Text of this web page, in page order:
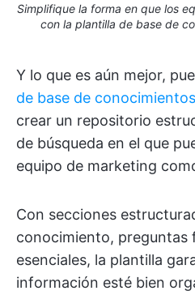
Simplifique la forma en que los
con la plantilla de base de
Y lo que es aún mejor,
de base de
crear un repositorio
de búsqueda en el que
equipo de marketing
Con secciones
conocimiento, preguntas
esenciales, la plantilla
información esté bien